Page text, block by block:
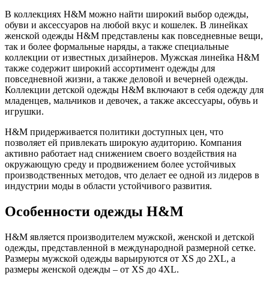
В коллекциях H&M можно найти широкий выбор одежды,
обуви и аксессуаров на любой вкус и кошелек. В линейках
женской одежды H&M представлены как повседневные вещи,
так и более формальные наряды, а также специальные
коллекции от известных дизайнеров. Мужская линейка H&M
также содержит широкий ассортимент одежды для
повседневной жизни, а также деловой и вечерней одежды.
Коллекции детской одежды H&M включают в себя одежду для
младенцев, мальчиков и девочек, а также аксессуары, обувь и
игрушки.
H&M придерживается политики доступных цен, что
позволяет ей привлекать широкую аудиторию. Компания
активно работает над снижением своего воздействия на
окружающую среду и продвижением более устойчивых
производственных методов, что делает ее одной из лидеров в
индустрии моды в области устойчивого развития.
Особенности одежды H&M
H&M является производителем мужской, женской и детской
одежды, представленной в международной размерной сетке.
Размеры мужской одежды варьируются от XS до 2XL, а
размеры женской одежды – от XS до 4XL.